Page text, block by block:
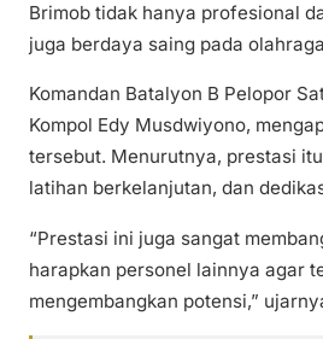
Brimob tidak hanya profesional
juga berdaya saing pada
Komandan Batalyon B Pelopor
Kompol Edy Musdwiyono,
tersebut. Menurutnya, prestasi
latihan berkelanjutan, dan
“Prestasi ini juga sangat
harapkan personel lainnya agar
mengembangkan potensi,”